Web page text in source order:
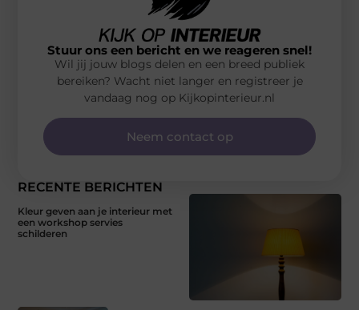
RECENTE BERICHTEN
Kleur geven aan je interieur met
een workshop servies
schilderen
Stuur ons een bericht en we reageren snel!
Wil jij jouw blogs delen en een breed publiek
bereiken? Wacht niet langer en registreer je
vandaag nog op Kijkopinterieur.nl
Neem contact op